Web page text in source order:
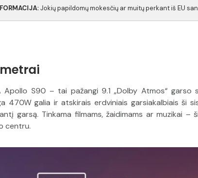
Jokių papildomų mokesčių ar muitų perkant iš EU
Apollo S90 – tai pažangi 9.1 „Dolby Atmos“
470W galia ir atskirais erdviniais garsiakalbiais ši
garsą. Tinkama filmams, žaidimams ar muzikai
centru.